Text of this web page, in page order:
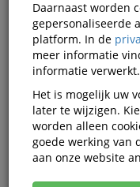
Printer
Daarnaast worden
gepersonaliseerde
platform. In de
meer informatie
informatie verwerkt.
Het is mogelijk uw
later te wijzigen.
worden alleen
goede werking van
aan onze website